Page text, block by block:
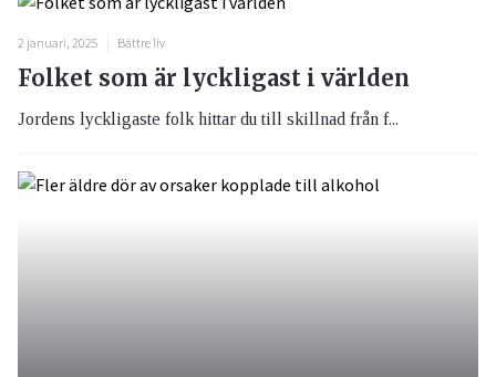
2 januari, 2025 Bättre liv
Folket som är lyckligast i världen
Jordens lyckligaste folk hittar du till skillnad från f...